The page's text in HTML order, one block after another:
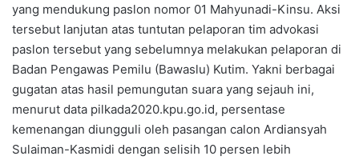
yang mendukung paslon nomor 01 Mahyunadi-Kinsu. Aksi
tersebut lanjutan atas tuntutan pelaporan tim advokasi
paslon tersebut yang sebelumnya melakukan pelaporan di
Badan Pengawas Pemilu (Bawaslu) Kutim. Yakni berbagai
gugatan atas hasil pemungutan suara yang sejauh ini,
menurut data pilkada2020.kpu.go.id, persentase
kemenangan diungguli oleh pasangan calon Ardiansyah
Sulaiman-Kasmidi dengan selisih 10 persen lebih